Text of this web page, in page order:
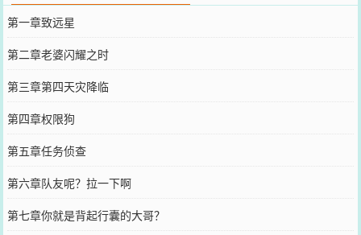
微博微信里的朋友推荐哦！
第一章致远星
第二章老婆闪耀之时
第三章第四天灾降临
第四章权限狗
第五章任务侦查
第六章队友呢？拉一下啊
第七章你就是背起行囊的大哥？